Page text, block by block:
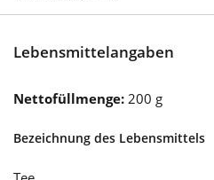
Lebensmittelangaben
Nettofüllmenge: 200 g
Bezeichnung des Lebensmittels